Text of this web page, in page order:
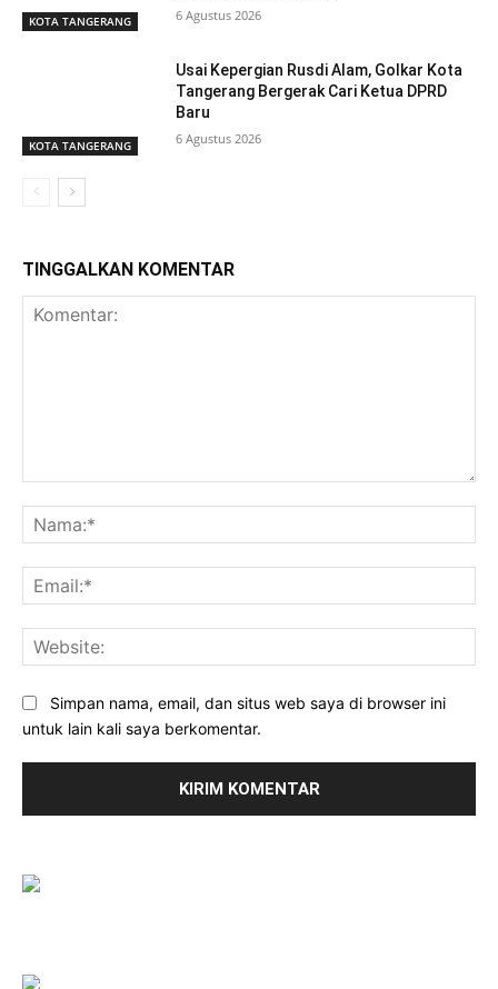
KOTA TANGERANG 6 Agustus 2026
KOTA TANGERANG
Usai Kepergian Rusdi Alam, Golkar Kota
Tangerang Bergerak Cari Ketua DPRD
Baru
6 Agustus 2026
TINGGALKAN KOMENTAR
Simpan nama, email, dan situs web saya di browser ini
untuk lain kali saya berkomentar.